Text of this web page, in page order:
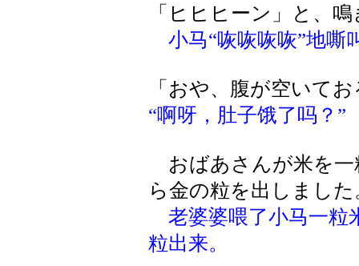
「ヒヒヒーン」と、
小马“咴咴咴咴”地嘶
「おや、腹が空いて
“啊呀，肚子饿了吗？”
おばあさんが米を一
ら金の粒を出しました
老婆婆喂了小马一粒
粒出来。